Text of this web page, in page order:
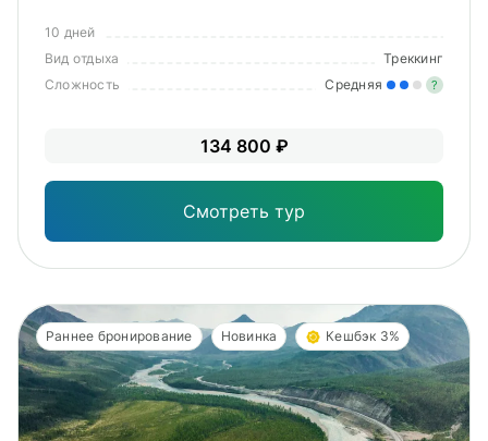
10 дней
Вид отдыха
Треккинг
Сложность
Средняя ?
134 800 ₽
Смотреть тур
Раннее бронирование Новинка Кешбэк 3%